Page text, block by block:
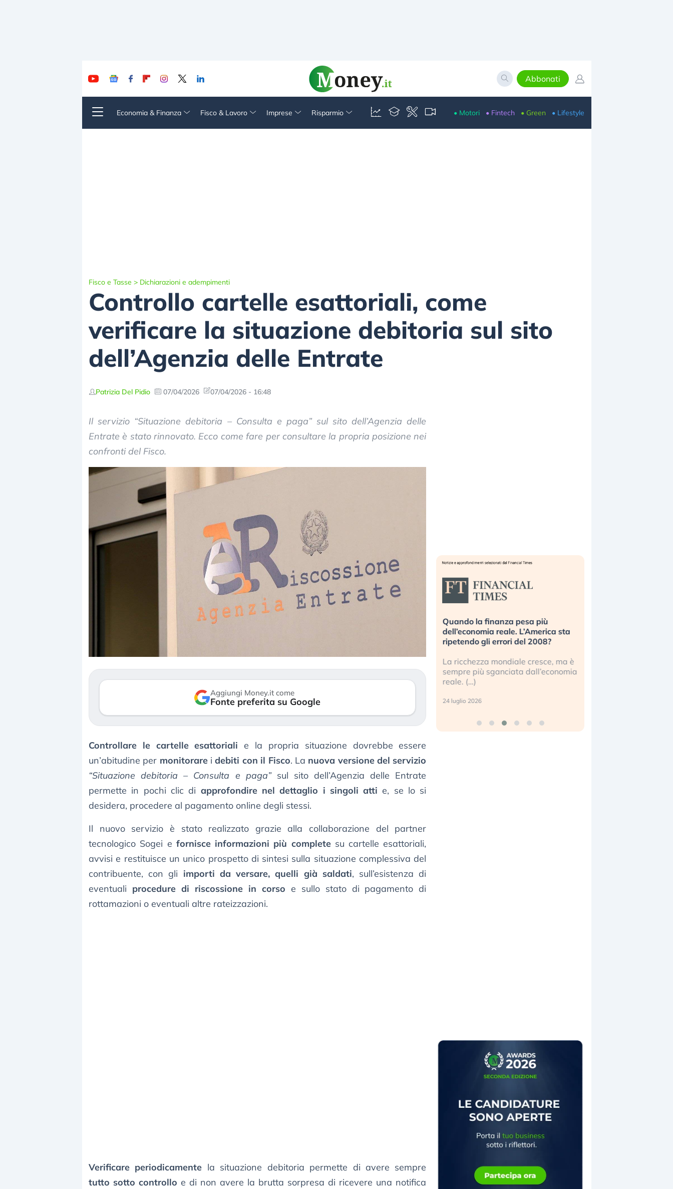
Abbonati
Economia & Finanza Fisco & Lavoro Imprese Risparmio • Motori • Fintech • Green • Lifestyle
Fisco e Tasse > Dichiarazioni e adempimenti
Controllo cartelle esattoriali, come
verificare la situazione debitoria sul sito
dell’Agenzia delle Entrate
Patrizia Del Pidio 07/04/2026 07/04/2026 - 16:48
Il servizio “Situazione debitoria – Consulta e paga” sul sito dell’Agenzia delle
Entrate è stato rinnovato. Ecco come fare per consultare la propria posizione nei
confronti del Fisco.
Aggiungi Money.it come
Fonte preferita su Google
Controllare le cartelle esattoriali e la propria situazione dovrebbe essere
un’abitudine per monitorareidebiti con il Fisco. La nuova versione del servizio
“Situazione debitoria – Consulta e paga”sul sito dell’Agenzia delle Entrate
permette in pochi clic di approfondire nel dettaglio i singoli atti e, se lo si
desidera, procedere al pagamento online degli stessi.
Il nuovo servizio è stato realizzato grazie alla collaborazione del partner
tecnologico Sogei e fornisce informazioni più completesu cartelle esattoriali,
avvisi e restituisce un unico prospetto di sintesi sulla situazione complessiva del
contribuente, con gli importi da versare, quelli già saldati, sull’esistenza di
eventuali procedure di riscossione in corso e sullo stato di pagamento di
rottamazioni o eventuali altre rateizzazioni.
Verificare periodicamente la situazione debitoria permette di avere sempre
tutto sotto controllo e di non avere la brutta sorpresa di ricevere una notifica
Dalle valutazioni estreme alla
mostrando segni di stanchezza
verso le (…)
Kospi, mentre gli investitori retail (…)
30 luglio 2026
Quando la finanza pesa più
dell’economia reale. L’America sta
ripetendo gli errori del 2008?
La ricchezza mondiale cresce, ma è
sempre più sganciata dall’economia
reale. (…)
24 luglio 2026